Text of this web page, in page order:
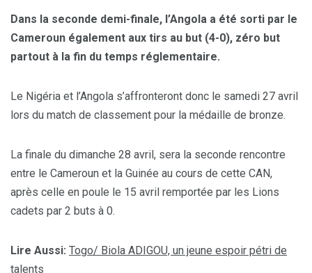
Dans la seconde demi-finale, l’Angola a été sorti par le
Cameroun également aux tirs au but (4-0), zéro but
partout à la fin du temps réglementaire.
Le Nigéria et l’Angola s’affronteront donc le samedi 27 avril
lors du match de classement pour la médaille de bronze.
La finale du dimanche 28 avril, sera la seconde rencontre
entre le Cameroun et la Guinée au cours de cette CAN,
après celle en poule le 15 avril remportée par les Lions
cadets par 2 buts à 0.
Lire Aussi: Togo/ Biola ADIGOU, un jeune espoir pétri de
talents